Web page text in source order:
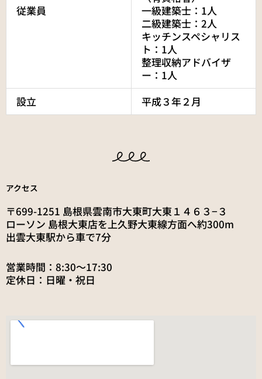
従業員
一級建築士：1人
二級建築士：2人
キッチンスペシャリス
ト：1人
整理収納アドバイザ
ー：1人
設立
平成３年２月
アクセス
〒699-1251 島根県雲南市大東町大東１４６３−３
ローソン 島根大東店を上久野大東線方面へ約300m
出雲大東駅から車で7分
営業時間：8:30〜17:30
定休日：日曜・祝日